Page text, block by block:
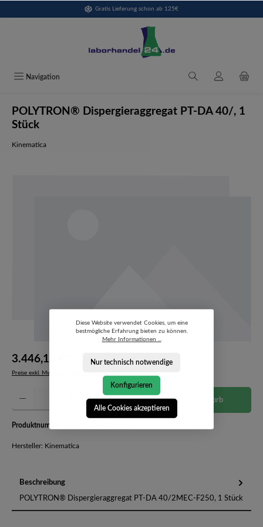
Gratis Lieferung schon ab 125€
Navigation
POLYTRON® Dispergieraggregat PT-DA 40/, 1
Stück
Kinematica
3.446,10 €*
Preise exkl. MwSt. zzgl. Versandkosten
Produkt Anzahl: Gib den gewünschten Wert ein oder benutze die Schaltflächen um die
In den Warenkorb
Produktnummer:
Hersteller: Kinematica
Beschreibung
POLYTRON® Dispergieraggregat PT-DA 40/2MEC-F250, 1 Stück
Diese Website verwendet Cookies, um eine
bestmögliche Erfahrung bieten zu können.
Mehr Informationen ...
Nur technisch notwendige
Konfigurieren
Alle Cookies akzeptieren